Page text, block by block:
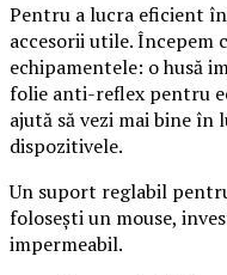
Pentru a lucra eficient
accesorii utile. Începem
echipamentele: o husă
folie anti-reflex pentru
ajută să vezi mai bine
dispozitivele.
Un suport reglabil
folosești un mouse,
impermeabil.